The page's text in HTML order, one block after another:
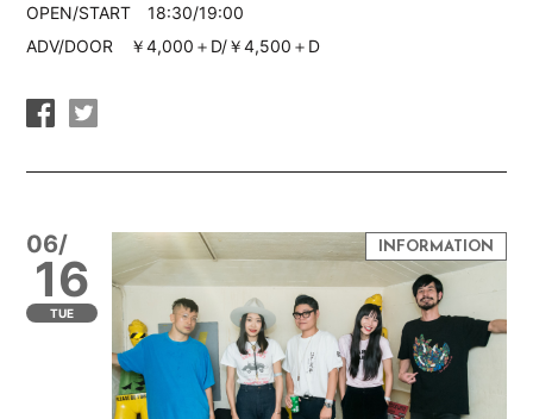
OPEN/START 18:30/19:00
ADV/DOOR ￥4,000＋D/￥4,500＋D
06/
16
TUE